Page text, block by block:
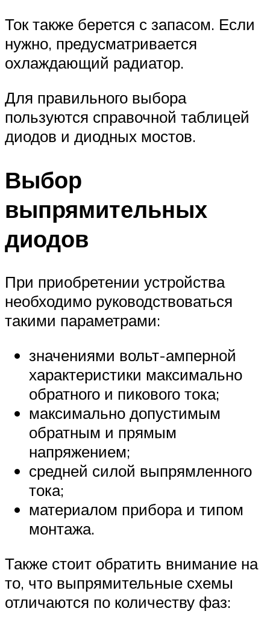
Ток также берется с запасом. Если
нужно, предусматривается
охлаждающий радиатор.
Для правильного выбора
пользуются справочной таблицей
диодов и диодных мостов.
Выбор
выпрямительных
диодов
При приобретении устройства
необходимо руководствоваться
такими параметрами:
значениями вольт-амперной
характеристики максимально
обратного и пикового тока;
максимально допустимым
обратным и прямым
напряжением;
средней силой выпрямленного
тока;
материалом прибора и типом
монтажа.
Также стоит обратить внимание на
то, что выпрямительные схемы
отличаются по количеству фаз: